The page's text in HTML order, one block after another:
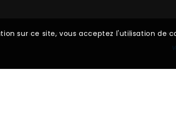
magasins Livraison Mentions légales
sur ce site, vous acceptez l'utilisation de